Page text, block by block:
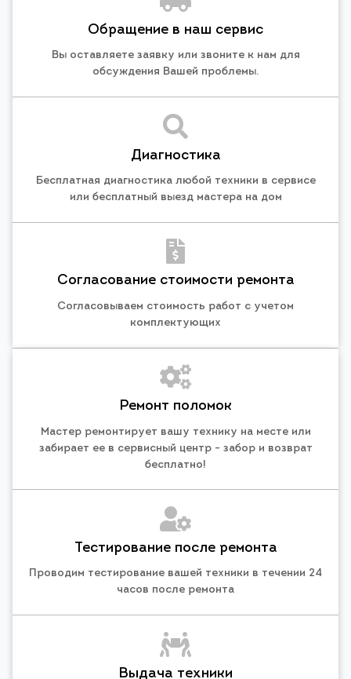
Обращение в наш сервис
Вы оставляете заявку или звоните к нам для
обсуждения Вашей проблемы.
Диагностика
Бесплатная диагностика любой техники в сервисе
или бесплатный выезд мастера на дом
Согласование стоимости ремонта
Согласовываем стоимость работ с учетом
комплектующих
Ремонт поломок
Мастер ремонтирует вашу технику на месте или
забирает ее в сервисный центр - забор и возврат
бесплатно!
Тестирование после ремонта
Проводим тестирование вашей техники в течении 24
часов после ремонта
Выдача техники